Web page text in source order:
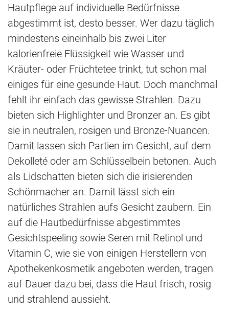
Hautpflege auf individuelle Bedürfnisse
abgestimmt ist, desto besser. Wer dazu täglich
mindestens eineinhalb bis zwei Liter
kalorienfreie Flüssigkeit wie Wasser und
Kräuter- oder Früchtetee trinkt, tut schon mal
einiges für eine gesunde Haut. Doch manchmal
fehlt ihr einfach das gewisse Strahlen. Dazu
bieten sich Highlighter und Bronzer an. Es gibt
sie in neutralen, rosigen und Bronze-Nuancen.
Damit lassen sich Partien im Gesicht, auf dem
Dekolleté oder am Schlüsselbein betonen. Auch
als Lidschatten bieten sich die irisierenden
Schönmacher an. Damit lässt sich ein
natürliches Strahlen aufs Gesicht zaubern. Ein
auf die Hautbedürfnisse abgestimmtes
Gesichtspeeling sowie Seren mit Retinol und
Vitamin C, wie sie von einigen Herstellern von
Apothekenkosmetik angeboten werden, tragen
auf Dauer dazu bei, dass die Haut frisch, rosig
und strahlend aussieht.